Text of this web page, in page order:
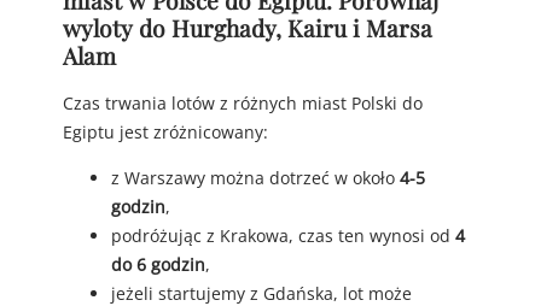
wyloty do Hurghady, Kairu i Marsa
Alam
Czas trwania lotów z różnych miast Polski do
Egiptu jest zróżnicowany:
z Warszawy można dotrzeć w około 4-5
godzin,
podróżując z Krakowa, czas ten wynosi od 4
do 6 godzin,
jeżeli startujemy z Gdańska, lot może